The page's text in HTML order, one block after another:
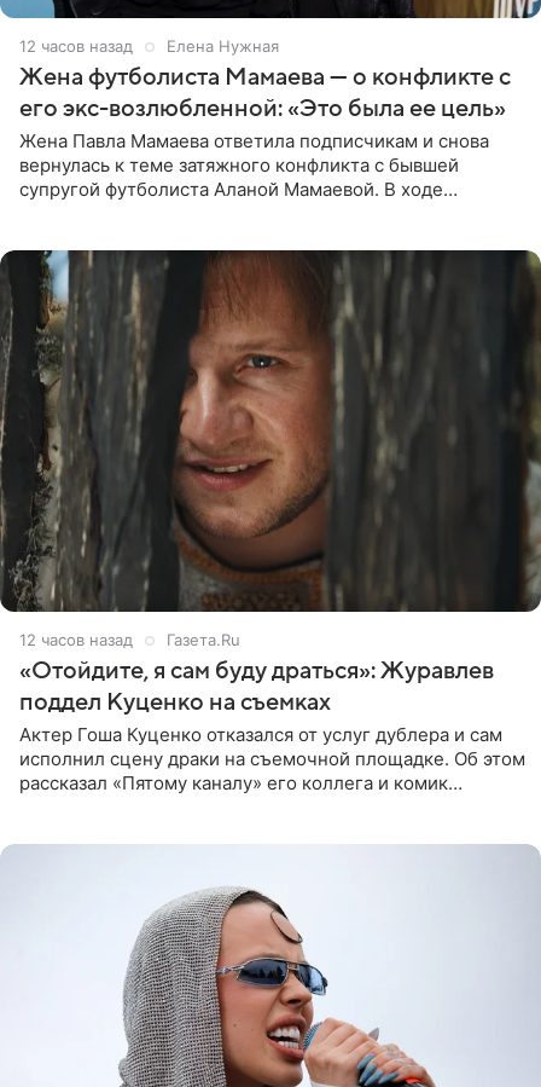
12 часов назад Елена Нужная
Жена футболиста Мамаева — о конфликте с
его экс-возлюбленной: «Это была ее цель»
Жена Павла Мамаева ответила подписчикам и снова
вернулась к теме затяжного конфликта с бывшей
супругой футболиста Аланой Мамаевой. В ходе
12 часов назад Газета.Ru
«Отойдите, я сам буду драться»: Журавлев
поддел Куценко на съемках
Актер Гоша Куценко отказался от услуг дублера и сам
исполнил сцену драки на съемочной площадке. Об этом
рассказал «Пятому каналу» его коллега и комик